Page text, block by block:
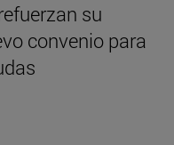
su
convenio para